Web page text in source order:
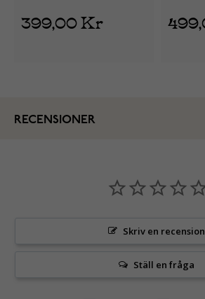
399,00 Kr
RECENSIONER
Skriv en recension
Ställ en fråga